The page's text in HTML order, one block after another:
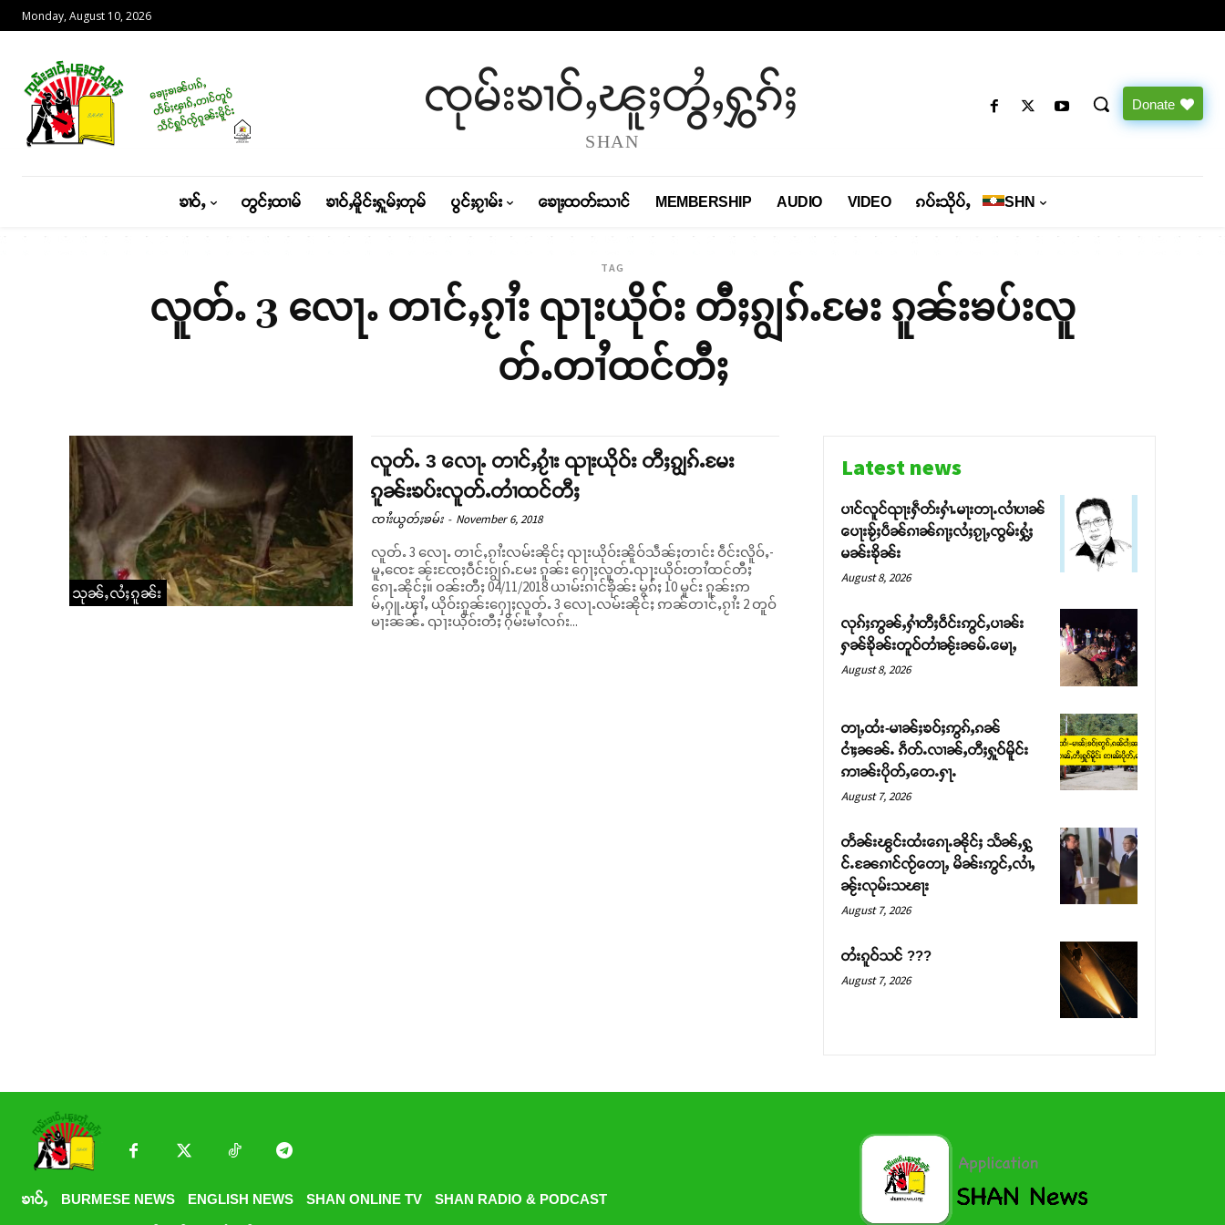
Monday, August 10, 2026
ၸုမ်းၶၢဝ်ႇၽူႈတွႆႇႁွၵ်ႈ
SHAN
Donate
ၶၢဝ်ႇ တွင်ႈထၢမ် ၶၢဝ်ႇမိူင်းႁူမ်ႈတုမ် ပွင်ႈၵႂၢမ်း ၶေႃႈထတ်းသၢင် MEMBERSHIP AUDIO VIDEO ၵပ်းသိုပ်ႇ SHN
TAG
လူတ်ႉ 3 လေႃႉ တၢင်ႇၵႂၢႆး ၺႃးယိုဝ်း တီႈၵျွၵ်ႉမႄး ၵူၼ်းၶပ်းလူ
တ်ႉတၢႆထင်တီႈ
သုၼ်ႇလႆႈၵူၼ်း
လူတ်ႉ 3 လေႃႉ တၢင်ႇၵႂၢႆး ၺႃးယိုဝ်း တီႈၵျွၵ်ႉမႄး
ၵူၼ်းၶပ်းလူတ်ႉတၢႆထင်တီႈ
ၸၢႆးယွတ်ႈၶမ်း - November 6, 2018
လူတ်ႉ 3 လေႃႉ တၢင်ႇၵႂၢႆးလမ်းၼိုင်ႈ ၺႃးယိုဝ်းၼိူဝ်သဵၼ်ႈတၢင်း ဝဵင်းလိူဝ်ႇ-
မူႇၸေႊ ၼႂ်းၸႄႈဝဵင်းၵျွၵ်ႉမႄး ၵူၼ်း ႁေႃႈလူတ်ႉၺႃးယိုဝ်းတၢႆထင်တီႈ
ၵေႃႉၼိုင်ႈ။ ဝၼ်းတီႈ 04/11/2018 ယၢမ်းၵၢင်ၶိုၼ်း မွၵ်ႈ 10 မူင်း ၵူၼ်းဢ
မ်ႇႁူႉၾၢႆႇ ယိုဝ်းၵူၼ်းႁေႃႈလူတ်ႉ 3 လေႃႉလမ်းၼိုင်ႈ ဢၼ်တၢင်ႇၵႂၢႆး 2 တူဝ်
မႃးၼၼ်ႉ ၺႃးယိုဝ်းတီႈ ႁိမ်းမၢႆလၵ်း...
Latest news
ပၢင်လူင်ၺႃးႁဵတ်းႁၢႆႉမႃးတႃႉလၢႆပၢၼ် ​​
ပေႃးၶႂ်ႈပဵၼ်ၵၢၼ်ၵႃႈလႆႈၵႂႃႇၸွမ်းႁွႆႈ
မၼ်းၶိုၼ်း
August 8, 2026
လုၵ်ႈဢွၼ်ႇႁၢႆတီႈဝဵင်းဢွင်ႇပၢၼ်း
ႁၼ်ၶိုၼ်းတူဝ်တၢႆၼႂ်းၼမ်ႉမေႃႇ
August 8, 2026
တႃႇထႆး-မၢၼ်ႈၶဝ်ႈဢွၵ်ႇၵၼ်
ငၢႆႈၼၼ်ႉ ၵဵတ်ႉလၢၼ်ႇတီႈႁူဝ်မိူင်း
ဢၢၼ်းပိုတ်ႇတေႉႁႃႉ
August 7, 2026
တႅၼ်းၽွင်းထႆးၵေႃႉၼိုင်ႈ သႅၼ်ႇႁွ
င်ႉၼႄၵၢင်ၸႂ်တေႃႇ မိၼ်းဢွင်ႇလၢႆႇ
ၼႂ်းလုမ်းသၽႃး
August 7, 2026
တႆးၵူဝ်သင် ???
August 7, 2026
ၶၢဝ်ႇ BURMESE NEWS ENGLISH NEWS SHAN ONLINE TV SHAN RADIO & PODCAST